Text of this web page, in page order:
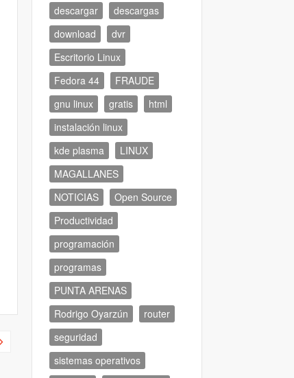
descargar
descargas
download
dvr
Escritorio Linux
Fedora 44
FRAUDE
gnu linux
gratis
html
instalación linux
kde plasma
LINUX
MAGALLANES
NOTICIAS
Open Source
Productividad
programación
programas
PUNTA ARENAS
Rodrigo Oyarzún
router
seguridad
sistemas operativos